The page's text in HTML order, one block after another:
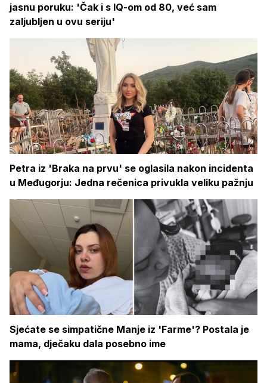
jasnu poruku: 'Čak i s IQ-om od 80, već sam
zaljubljen u ovu seriju'
Petra iz 'Braka na prvu' se oglasila nakon incidenta
u Međugorju: Jedna rečenica privukla veliku pažnju
Sjećate se simpatične Manje iz 'Farme'? Postala je
mama, dječaku dala posebno ime